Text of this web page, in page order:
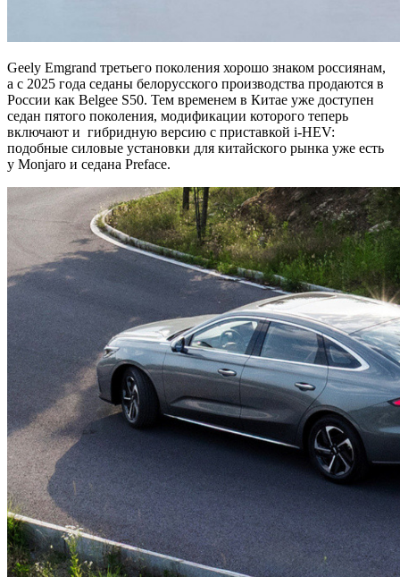
Geely Emgrand третьего поколения хорошо знаком россиянам,
а с 2025 года седаны белорусского производства продаются в
России как Belgee S50. Тем временем в Китае уже доступен
седан пятого поколения, модификации которого теперь
включают и гибридную версию с приставкой i-HEV:
подобные силовые установки для китайского рынка уже есть
у Monjaro и седана Preface.